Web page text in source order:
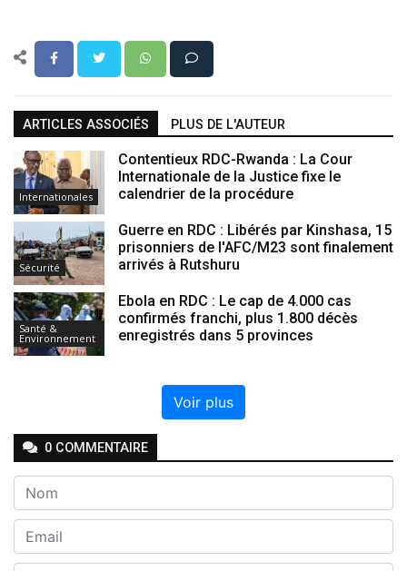
ARTICLES ASSOCIÉS PLUS DE L'AUTEUR
Internationales
Contentieux RDC-Rwanda : La Cour
Internationale de la Justice fixe le
calendrier de la procédure
Sécurité
Guerre en RDC : Libérés par Kinshasa, 15
prisonniers de l'AFC/M23 sont finalement
arrivés à Rutshuru
Santé &
Environnement
Ebola en RDC : Le cap de 4.000 cas
confirmés franchi, plus 1.800 décès
enregistrés dans 5 provinces
Voir plus
0 COMMENTAIRE